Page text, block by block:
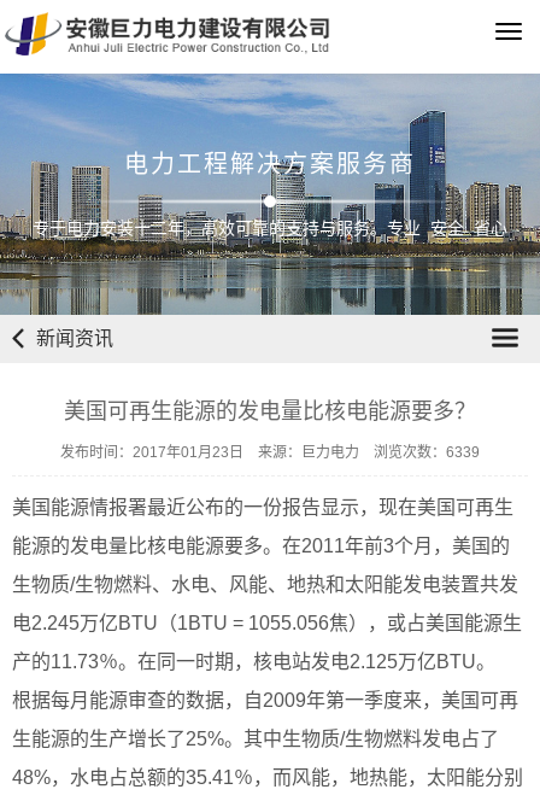
电力工程解决方案服务商
专于电力安装十二年，高效可靠的支持与服务。专业 安全 省心
新闻资讯
美国可再生能源的发电量比核电能源要多？
发布时间：2017年01月23日 来源：巨力电力 浏览次数：6339
美国能源情报署最近公布的一份报告显示，现在美国可再生
能源的发电量比核电能源要多。在2011年前3个月，美国的
生物质/生物燃料、水电、风能、地热和太阳能发电装置共发
电2.245万亿BTU（1BTU = 1055.056焦），或占美国能源生
产的11.73％。在同一时期，核电站发电2.125万亿BTU。
根据每月能源审查的数据，自2009年第一季度来，美国可再
生能源的生产增长了25%。其中生物质/生物燃料发电占了
48%，水电占总额的35.41％，而风能，地热能，太阳能分别